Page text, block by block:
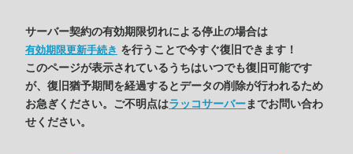
サーバー契約の有効期限切れによる停止の場合は
有効期限更新手続き を行うことで今すぐ復旧できます！
このページが表示されているうちはいつでも復旧可能です
が、復旧猶予期間を経過するとデータの削除が行われるため
お急ぎください。ご不明点はラッコサーバーまでお問い合わ
せください。